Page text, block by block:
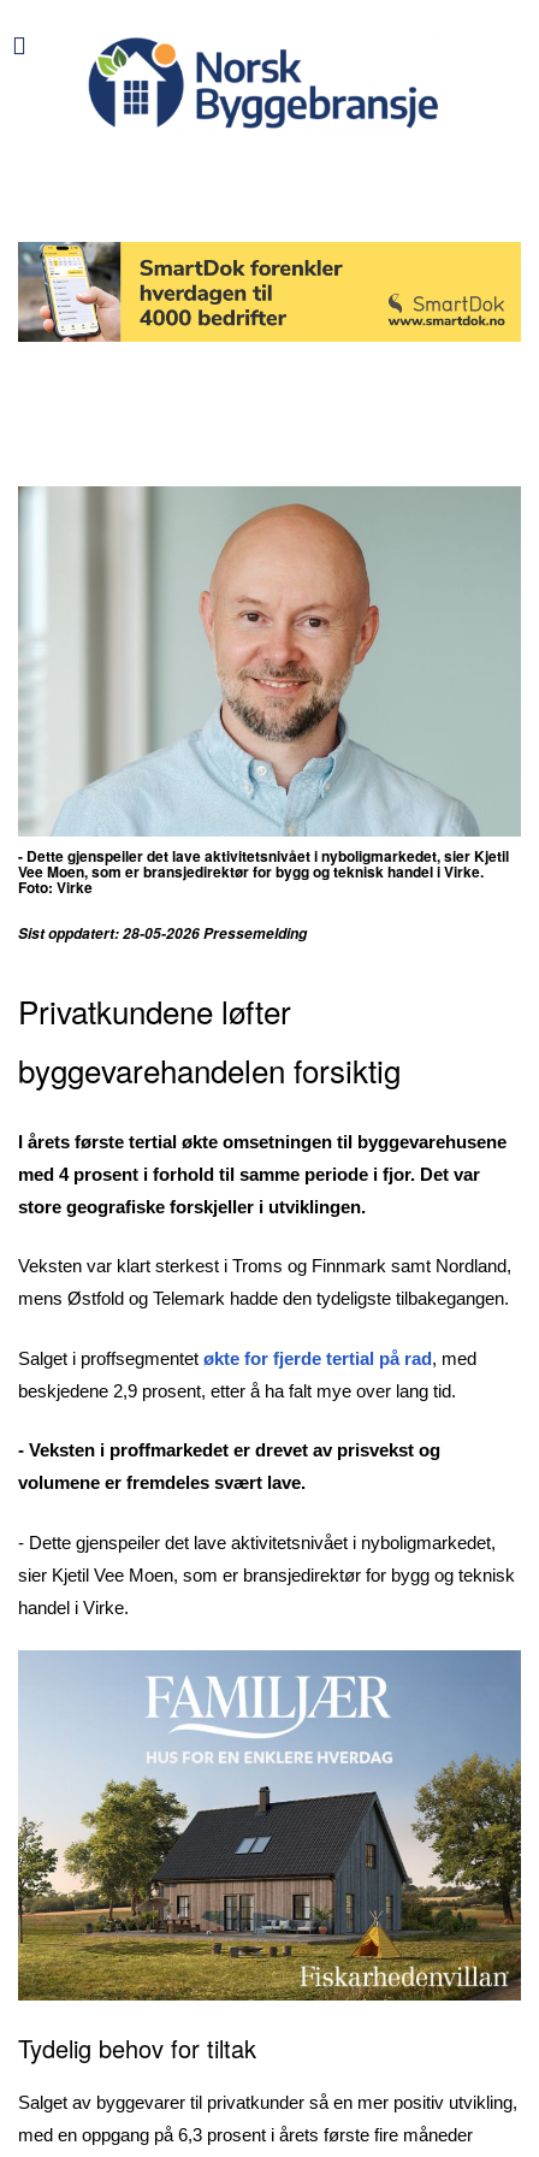
- Dette gjenspeiler det lave aktivitetsnivået i nyboligmarkedet, sier Kjetil
Vee Moen, som er bransjedirektør for bygg og teknisk handel i Virke.
Foto: Virke
Sist oppdatert: 28-05-2026 Pressemelding
Privatkundene løfter
byggevarehandelen forsiktig
I årets første tertial økte omsetningen til byggevarehusene
med 4 prosent i forhold til samme periode i fjor. Det var
store geografiske forskjeller i utviklingen.
Veksten var klart sterkest i Troms og Finnmark samt Nordland,
mens Østfold og Telemark hadde den tydeligste tilbakegangen.
Salget i proffsegmentet økte for fjerde tertial på rad, med
beskjedene 2,9 prosent, etter å ha falt mye over lang tid.
- Veksten i proffmarkedet er drevet av prisvekst og
volumene er fremdeles svært lave.
- Dette gjenspeiler det lave aktivitetsnivået i nyboligmarkedet,
sier Kjetil Vee Moen, som er bransjedirektør for bygg og teknisk
handel i Virke.
Tydelig behov for tiltak
Salget av byggevarer til privatkunder så en mer positiv utvikling,
med en oppgang på 6,3 prosent i årets første fire måneder